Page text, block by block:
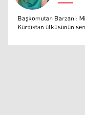
Muazzez Baktaş
Başkomutan Barzani:
Kürdistan ülküsünün